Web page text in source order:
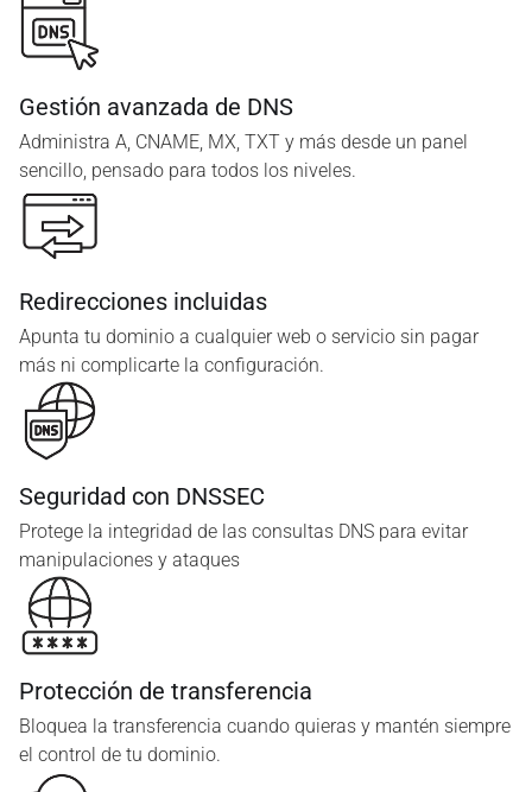
Gestión avanzada de DNS
Administra A, CNAME, MX, TXT y más desde un panel
sencillo, pensado para todos los niveles.
Redirecciones incluidas
Apunta tu dominio a cualquier web o servicio sin pagar
más ni complicarte la configuración.
Seguridad con DNSSEC
Protege la integridad de las consultas DNS para evitar
manipulaciones y ataques
Protección de transferencia
Bloquea la transferencia cuando quieras y mantén siempre
el control de tu dominio.